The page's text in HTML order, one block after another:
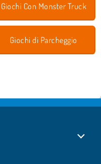
Giochi Con Monster Truck
Giochi di Parcheggio